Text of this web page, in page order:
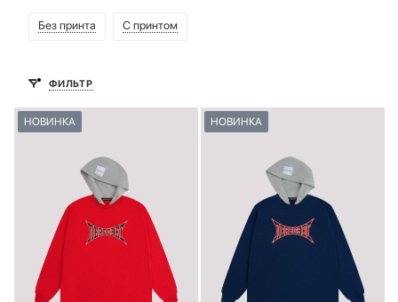
Без принта С принтом
ФИЛЬТР
НОВИНКА НОВИНКА